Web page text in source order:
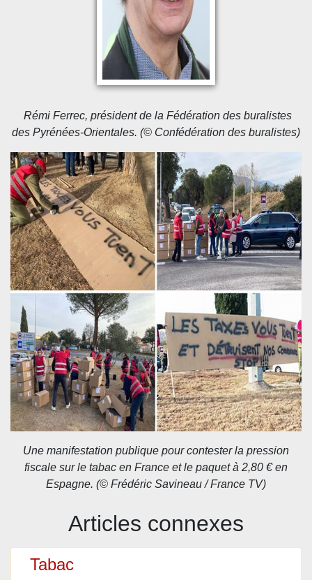
Rémi Ferrec, président de la Fédération des buralistes
des Pyrénées-Orientales. (© Confédération des buralistes)
Une manifestation publique pour contesterla pression
fiscale sur le tabac en France etle paquet à 2,80 € en
Espagne. (© Frédéric Savineau / France TV)
Articles connexes
Tabac